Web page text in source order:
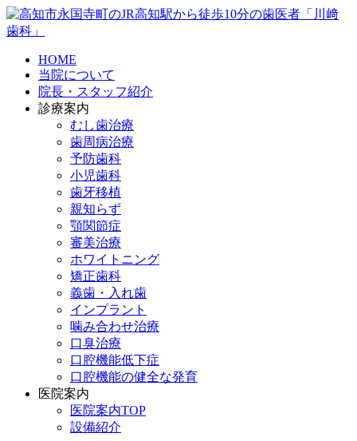
HOME
当院について
院長・スタッフ紹介
診療案内
むし歯治療
歯周病治療
予防歯科
小児歯科
歯牙移植
親知らず
顎関節症
審美治療
ホワイトニング
矯正歯科
義歯・入れ歯
インプラント
噛み合わせ治療
口臭治療
口腔機能低下症
口腔機能の健全な発育
医院案内
医院案内TOP
設備紹介